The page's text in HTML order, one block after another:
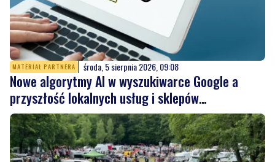
MATERIAŁ PARTNERA środa, 5 sierpnia 2026, 09:08
Nowe algorytmy AI w wyszukiwarce Google a
przyszłość lokalnych usług i sklepów
internetowych